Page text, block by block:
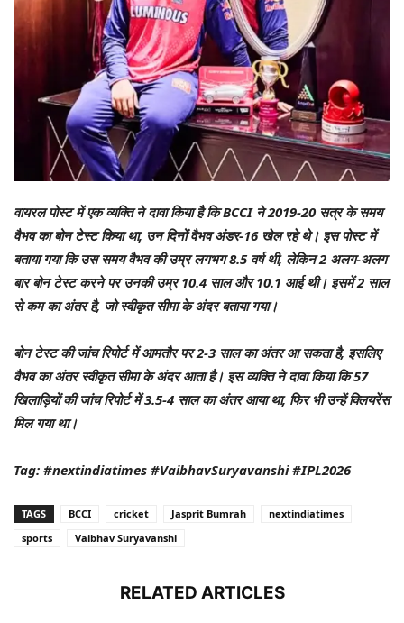
वायरल पोस्ट में एक व्यक्ति ने दावा किया है कि BCCI ने 2019-20 सत्र के समय
वैभव का बोन टेस्ट किया था, उन दिनों वैभव अंडर-16 खेल रहे थे। इस पोस्ट में
बताया गया कि उस समय वैभव की उम्र लगभग 8.5 वर्ष थी, लेकिन 2 अलग-अलग
बार बोन टेस्ट करने पर उनकी उम्र 10.4 साल और 10.1 आई थी। इसमें 2 साल
से कम का अंतर है, जो स्वीकृत सीमा के अंदर बताया गया।
बोन टेस्ट की जांच रिपोर्ट में आमतौर पर 2-3 साल का अंतर आ सकता है, इसलिए
वैभव का अंतर स्वीकृत सीमा के अंदर आता है। इस व्यक्ति ने दावा किया कि 57
खिलाड़ियों की जांच रिपोर्ट में 3.5-4 साल का अंतर आया था, फिर भी उन्हें क्लियरेंस
मिल गया था।
Tag: #nextindiatimes #VaibhavSuryavanshi #IPL2026
TAGS BCCI cricket Jasprit Bumrah
nextindiatimes
sports
Vaibhav Suryavanshi
RELATED ARTICLES